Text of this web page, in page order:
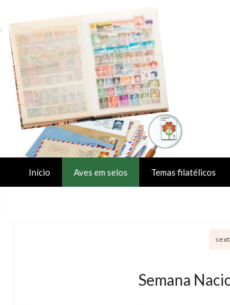
Início Aves em selos Temas filatélicos
Semana